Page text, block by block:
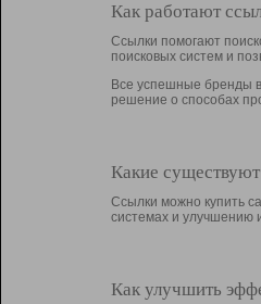
Как работают
Ссылки помогают
поисковых систем и
Все успешные бренды
решение о способах
Какие
Ссылки можно купить
системах и улучшению
Как улучшить